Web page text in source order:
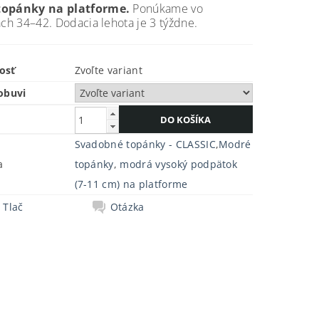
na platforme. Ponúkame vo
34–42. Dodacia lehota je 3 týždne.
Zvoľte variant
Svadobné topánky - CLASSIC,Modré
topánky, modrá vysoký podpätok
(7-11 cm) na platforme
Tlač
Otázka